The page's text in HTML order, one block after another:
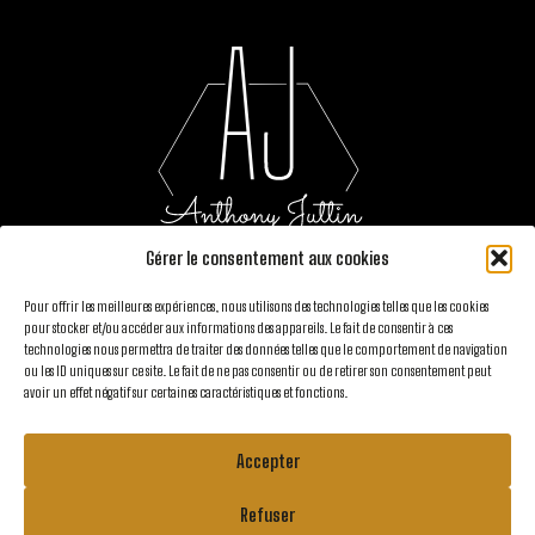
Gérer le consentement aux cookies
Pour offrir les meilleures expériences, nous utilisons des technologies telles que les cookies
pour stocker et/ou accéder aux informations des appareils. Le fait de consentir à ces
technologies nous permettra de traiter des données telles que le comportement de navigation
ou les ID uniques sur ce site. Le fait de ne pas consentir ou de retirer son consentement peut
avoir un effet négatif sur certaines caractéristiques et fonctions.
Accepter
Refuser
Suivez-moi sur les réseaux :
Conditions générales de vente
Politique de confidentialité